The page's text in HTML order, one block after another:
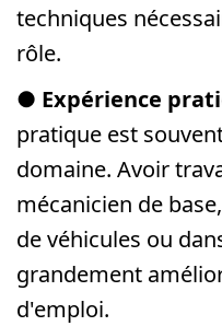
techniques
rôle.
● Expérience
pratique est
domaine. Avoir
mécanicien de
de véhicules ou
grandement
d'emploi.